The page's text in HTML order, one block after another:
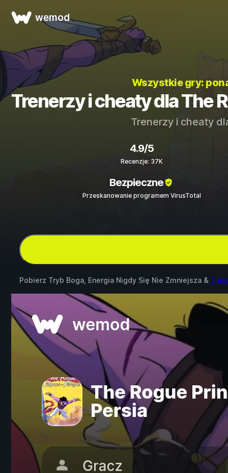
wemod
Wszystkie gry:
Trenerzy i cheaty dla The
Trenerzy i cheaty
4.9/5
Recenzje: 37K
Bezpieczne
Przeskanowanie programem VirusTotal
Pobierz Tryb Boga, Energia Nigdy Się Nie Zmniejsza & 7